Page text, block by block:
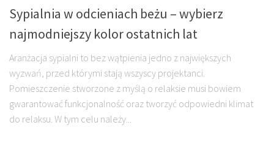
Sypialnia w odcieniach beżu – wybierz
najmodniejszy kolor ostatnich lat
Aranżacja sypialni to bez wątpienia jedno z największych
wyzwań, przed którymi stają wszyscy projektanci.
Pomieszczenie stworzone z myślą o relaksie musi bowiem
gwarantować funkcjonalność oraz tworzyć odpowiedni klimat
do relaksu. W tym celu należy...